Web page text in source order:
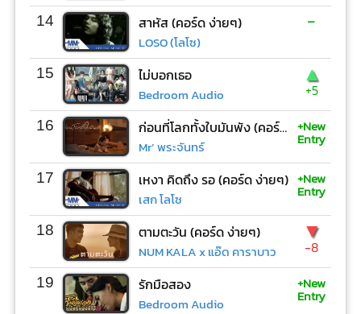
14 สาหัส (คอร์ด ง่ายๆ)
LOSO (โลโซ)
-
15 ไม่บอกเธอ
Bedroom Audio
▲
+5
16 ก่อนที่โลกทั้งใบมันพัง (คอร์ด ง่ายๆ)
Mr’ พระจันทร์
+New
Entry
17 เหงา คิดถึง รอ (คอร์ด ง่ายๆ)
เสก โลโซ
+New
Entry
18 ตามตะวัน (คอร์ด ง่ายๆ)
NUM KALA x แอ๊ด คาราบาว
▼
-8
19 รักมือสอง
Bedroom Audio
+New
Entry